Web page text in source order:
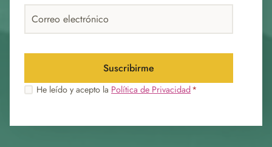
electrónico
Suscribirme
Aviso de
AvisoHe leído y acepto la Política de Privacidad*